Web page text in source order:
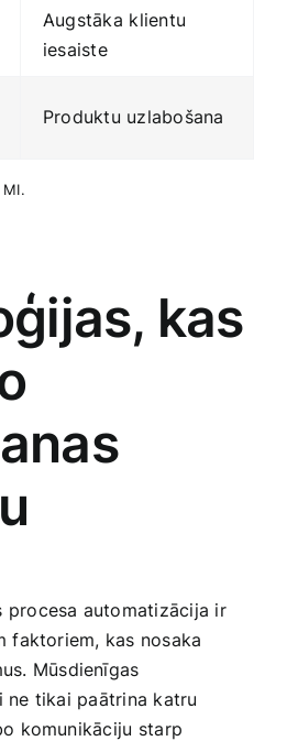
Augstāka ⁢klientu
iesaiste
Produktu uzlabošana
​kas
procesa automatizācija ir
faktoriem, kas nosaka
Mūsdienīgas
ne tikai paātrina katru
⁤komunikāciju⁢ starp